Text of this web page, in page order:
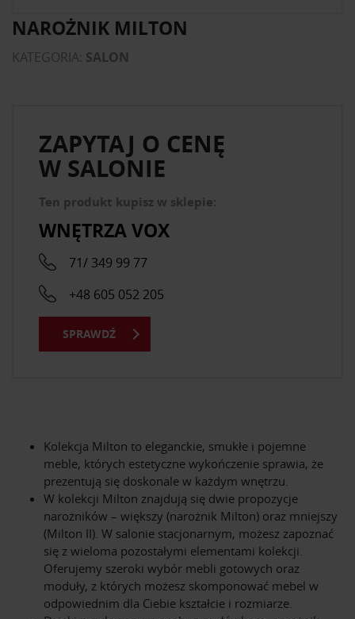
NAROŻNIK MILTON
KATEGORIA: SALON
Kolekcja Milton to eleganckie, smukłe i pojemne
meble, których estetyczne wykończenie sprawia, że
prezentują się doskonale w każdym wnętrzu.
W kolekcji Milton znajdują się dwie propozycje
narożników – większy (narożnik Milton) oraz mniejszy
(Milton II). W salonie stacjonarnym, możesz zapoznać
się z wieloma pozostałymi elementami kolekcji.
Oferujemy szeroki wybór mebli gotowych oraz
moduły, z których możesz skomponować mebel w
odpowiednim dla Ciebie kształcie i rozmiarze.
ZAPYTAJ O CENĘ
W SALONIE
Ten produkt kupisz w sklepie:
WNĘTRZA VOX
71/ 349 99 77
+48 605 052 205
SPRAWDŹ